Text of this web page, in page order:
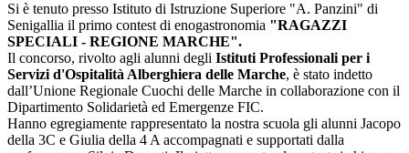
Si è tenuto presso Istituto di Istruzione Superiore "A. Panzini" di
Senigallia il primo contest di enogastronomia "RAGAZZI
SPECIALI - REGIONE MARCHE".
Il concorso, rivolto agli alunni degli Istituti Professionali per i
Servizi d'Ospitalità Alberghiera delle Marche, è stato indetto
dall’Unione Regionale Cuochi delle Marche in collaborazione con il
Dipartimento Solidarietà ed Emergenze FIC.
Hanno egregiamente rappresentato la nostra scuola gli alunni Jacopo
della 3C e Giulia della 4 A accompagnati e supportati dalla